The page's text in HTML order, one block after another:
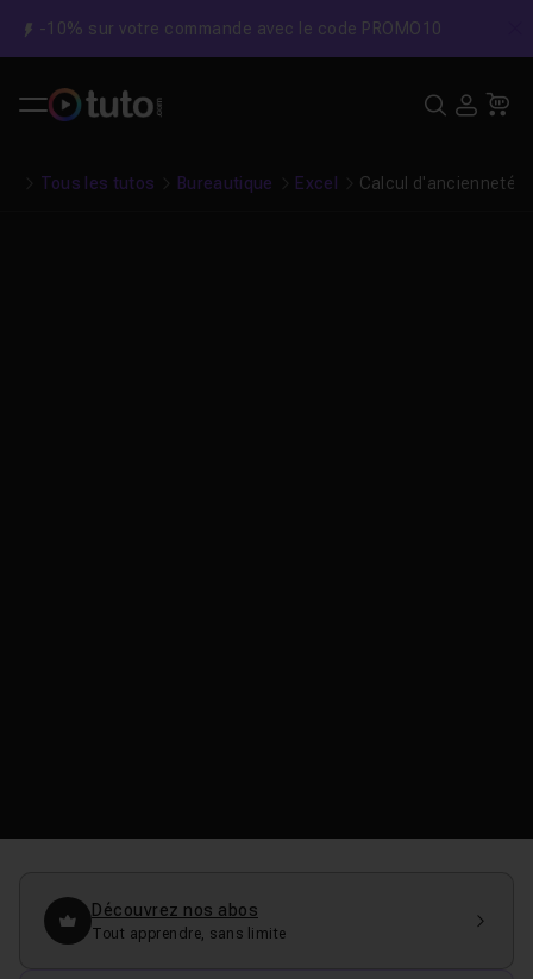
-10% sur votre commande avec le code PROMO10
Tous les tutos Bureautique Excel Calcul d'ancienneté
Découvrez nos abos
Tout apprendre, sans limite